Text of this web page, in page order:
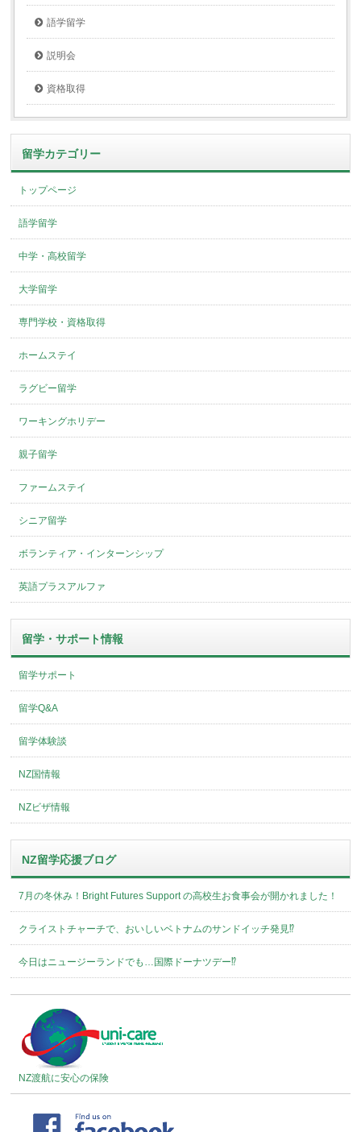
語学留学
説明会
資格取得
留学カテゴリー
トップページ
語学留学
中学・高校留学
大学留学
専門学校・資格取得
ホームステイ
ラグビー留学
ワーキングホリデー
親子留学
ファームステイ
シニア留学
ボランティア・インターンシップ
英語プラスアルファ
留学・サポート情報
留学サポート
留学Q&A
留学体験談
NZ国情報
NZビザ情報
NZ留学応援ブログ
7月の冬休み！Bright Futures Support の高校生お食事会が開かれました！
クライストチャーチで、おいしいベトナムのサンドイッチ発見⁉︎
今日はニュージーランドでも…国際ドーナツデー⁉︎
NZ渡航に安心の保険